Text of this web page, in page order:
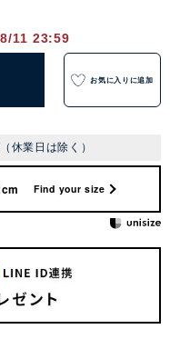
11 23:59
お気に入りに追加
休業日は除く）
Find your size